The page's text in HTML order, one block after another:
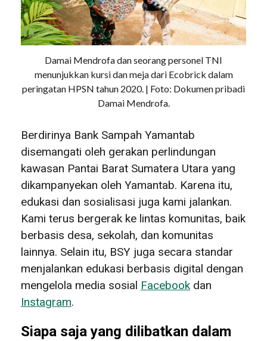
Damai Mendrofa dan seorang personel TNI
menunjukkan kursi dan meja dari Ecobrick dalam
peringatan HPSN tahun 2020. | Foto: Dokumen pribadi
Damai Mendrofa.
Berdirinya Bank Sampah Yamantab
disemangati oleh gerakan perlindungan
kawasan Pantai Barat Sumatera Utara yang
dikampanyekan oleh Yamantab. Karena itu,
edukasi dan sosialisasi juga kami jalankan.
Kami terus bergerak ke lintas komunitas, baik
berbasis desa, sekolah, dan komunitas
lainnya. Selain itu, BSY juga secara standar
menjalankan edukasi berbasis digital dengan
mengelola media sosial Facebook dan
Instagram.
Siapa saja yang dilibatkan dalam